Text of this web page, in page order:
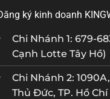
ký kinh doanh
Chi Nhánh 1: 679-
Cạnh Lotte Tây Hồ)
Chi Nhánh 2:
Thủ Đức, TP. Hồ